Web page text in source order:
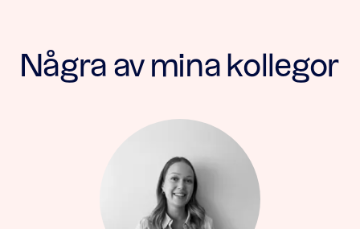
Några av mina kollegor